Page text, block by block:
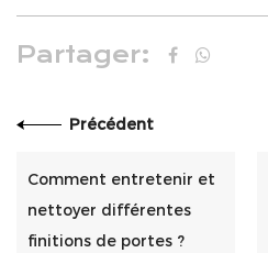
Partager:
Précédent
Comment entretenir et
nettoyer différentes
finitions de portes ?